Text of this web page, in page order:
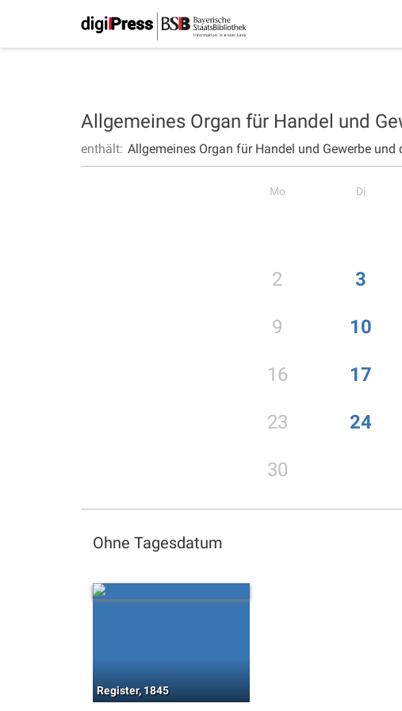
Allgemeines Organ für Handel und
enthält: Allgemeines Organ für Handel und Gewerbe
Mo Di
2 3
9 10
16 17
23 24
30
Ohne Tagesdatum
Register, 1845